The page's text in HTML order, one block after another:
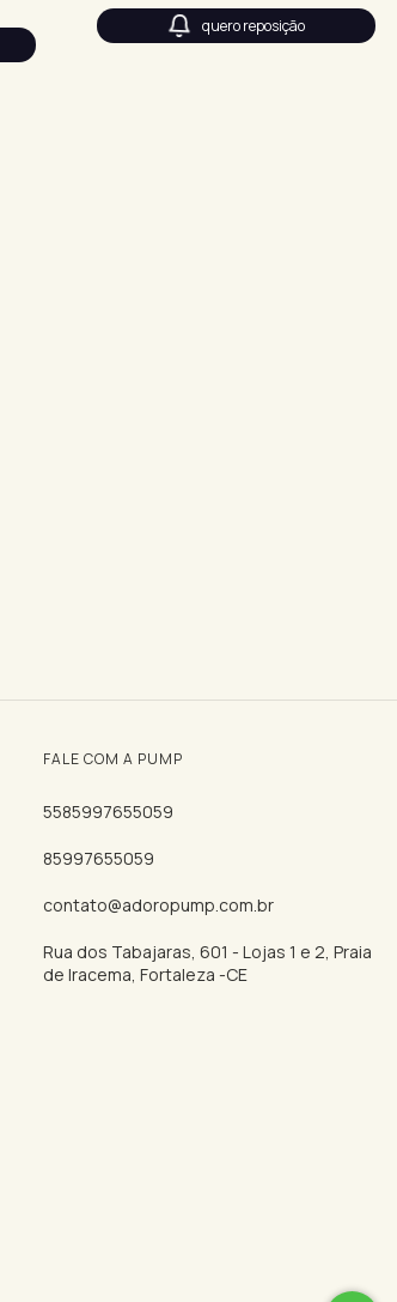
quero reposição
FALE COM A PUMP
5585997655059
85997655059
contato@adoropump.com.br
Rua dos Tabajaras, 601 - Lojas 1 e 2, Praia
de Iracema, Fortaleza -CE